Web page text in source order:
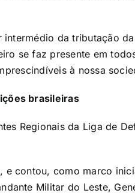
da tributação
se faz presente em
à nossa
brasileiras
Regionais da Liga de
e contou, como marco
Militar do Leste,